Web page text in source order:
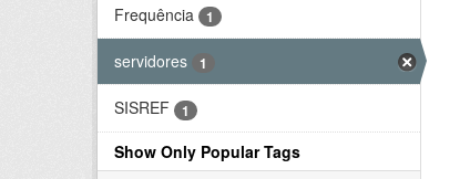
Frequência
1
servidores 1
SISREF 1
Show Only Popular Tags